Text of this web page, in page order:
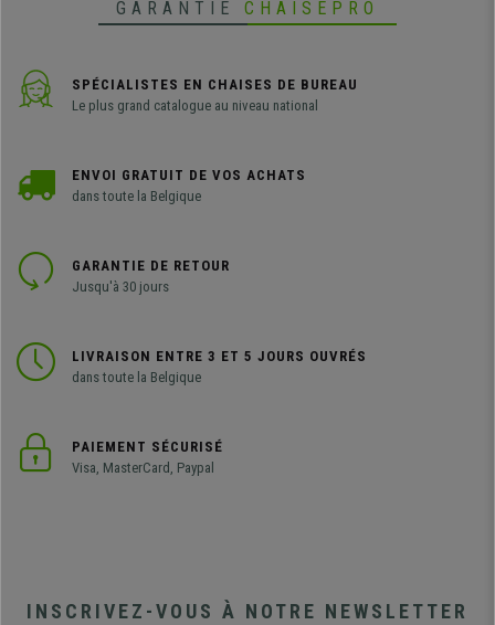
GARANTIE CHAISEPRO
SPÉCIALISTES EN CHAISES DE BUREAU
Le plus grand catalogue au niveau national
ENVOI GRATUIT DE VOS ACHATS
dans toute la Belgique
GARANTIE DE RETOUR
Jusqu'à 30 jours
LIVRAISON ENTRE 3 ET 5 JOURS OUVRÉS
dans toute la Belgique
PAIEMENT SÉCURISÉ
Visa, MasterCard, Paypal
INSCRIVEZ-VOUS À NOTRE NEWSLETTER